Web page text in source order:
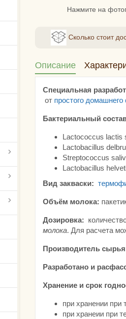
Нажмите на
Сколько стоит
Описание
Специальная
от простого домашнего
Бактериальный
Lactococcus lactis
Lactobacillus
Streptococcus
Lactobacillus
Вид закваски:
Объём молока:
Дозировка:
молока. Для расчета
Производитель
Разработано и
Хранение и срок
при хранении при
при хранеии при